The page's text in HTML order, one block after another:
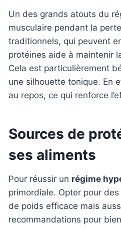
Un des grands atouts du
musculaire pendant la
traditionnels, qui peuvent
protéines aide à maintenir
Cela est particulièrement
une silhouette tonique. En
au repos, ce qui renforce
Sources de
ses aliments
Pour réussir un régime
primordiale. Opter pour
de poids efficace mais
recommandations pour